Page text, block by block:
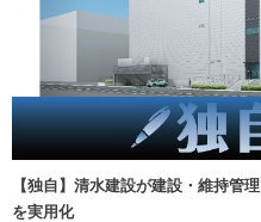
【独自】清水建設が建設・維持管
を実用化